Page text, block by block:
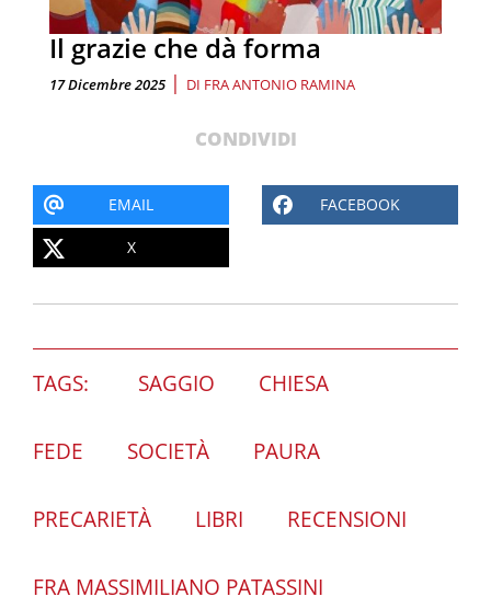
Il grazie che dà forma
17 Dicembre 2025 | DI FRA ANTONIO RAMINA
CONDIVIDI
EMAIL FACEBOOK
X
TAGS: SAGGIO CHIESA
FEDE SOCIETÀ PAURA
PRECARIETÀ LIBRI RECENSIONI
FRA MASSIMILIANO PATASSINI